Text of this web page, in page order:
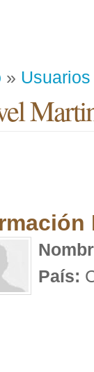
» Usuarios
País: